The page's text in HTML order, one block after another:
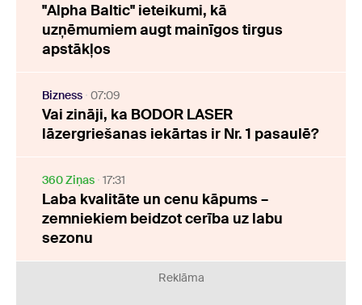
"Alpha Baltic" ieteikumi, kā
uzņēmumiem augt mainīgos tirgus
apstākļos
Bizness 07:09
Vai zināji, ka BODOR LASER
lāzergriešanas iekārtas ir Nr. 1 pasaulē?
360 Ziņas 17:31
Laba kvalitāte un cenu kāpums –
zemniekiem beidzot cerība uz labu
sezonu
Reklāma